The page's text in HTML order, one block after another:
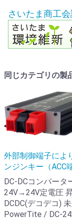
さいたま商工
同じカテゴリの製
外部制御端子によ
ンジンキー（ACC
DC-DCコンバータ
24V→24V定電圧
DCDC(デコデコ)
PowerTite / DC-